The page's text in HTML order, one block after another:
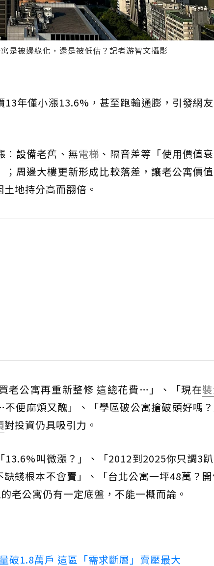
是被邊緣化，還是被低估？記者游智文攝影
13年僅小漲13.6%，甚至跑輸通膨，引發網
：設備老舊、無電梯 、隔音差等「使用價值
周邊大樓更新形成比較落差，讓老公寓價
地持分高而翻倍。
老公寓再重新整修 這總花費…」、「現在
便麻煩又醜」、「學區破公寓搶破頭好嗎
對投資仍具吸引力。
叫微漲？」、「2012到2025你只調3趴
缺錢根本不會賣」、「台北公寓一坪48萬？
老公寓仍有一定底盤，不能一概而論。
破1.8萬戶 這區「需求斷層」賣壓最大